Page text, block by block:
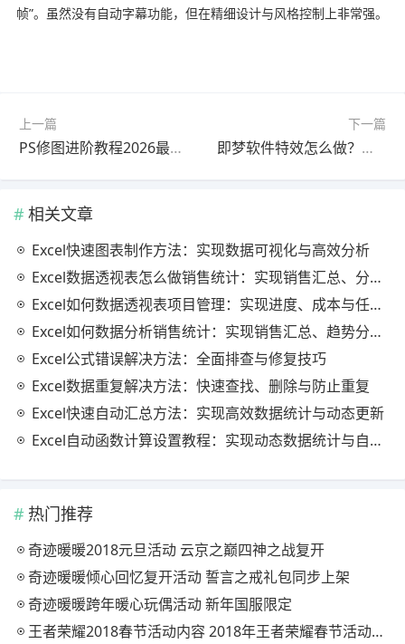
帧”。虽然没有自动字幕功能，但在精细设计与风格控制上非常强。
上一篇
PS修图进阶教程2026最新版详细步骤
下一篇
即梦软件特效怎么做？最新更新版使用教程（常见问题解决）
相关文章
Excel快速图表制作方法：实现数据可视化与高效分析
Excel数据透视表怎么做销售统计：实现销售汇总、分析与动态监控
Excel如何数据透视表项目管理：实现进度、成本与任务的高效分析
Excel如何数据分析销售统计：实现销售汇总、趋势分析与业绩优化
Excel公式错误解决方法：全面排查与修复技巧
Excel数据重复解决方法：快速查找、删除与防止重复
Excel快速自动汇总方法：实现高效数据统计与动态更新
Excel自动函数计算设置教程：实现动态数据统计与自动更新
热门推荐
奇迹暖暖2018元旦活动 云京之巅四神之战复开
奇迹暖暖倾心回忆复开活动 誓言之戒礼包同步上架
奇迹暖暖跨年暖心玩偶活动 新年国服限定
王者荣耀2018春节活动内容 2018年王者荣耀春节活动大全